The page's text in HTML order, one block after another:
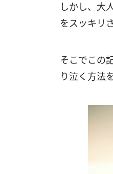
しかし、大
をスッキリ
そこでこの
り泣く方法